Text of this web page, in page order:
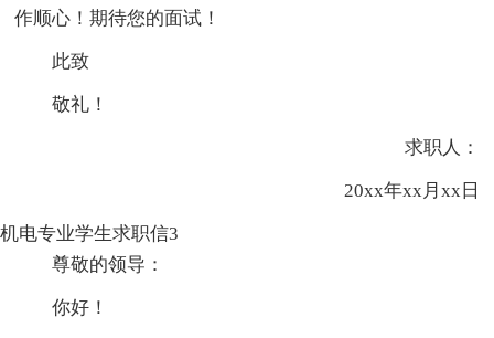
作顺心！期待您的面试！
此致
敬礼！
求职人：
20xx年xx月xx日
机电专业学生求职信3
尊敬的领导：
你好！